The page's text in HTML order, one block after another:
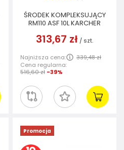
ŚRODEK KOMPLEKSUJĄCY
RM110 ASF 10L KARCHER
313,67 zł / szt.
Najniższa cena:
339,48 zł
Cena regularna:
516,60 zł -39%
Promocja